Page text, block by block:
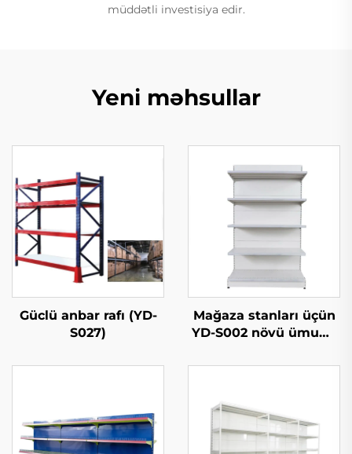
müddətli investisiya edir.
Yeni məhsullar
Güclü anbar rafı (YD-
S027)
Mağaza stanları üçün
YD-S002 növü ümumi